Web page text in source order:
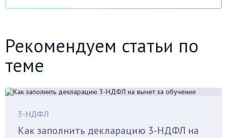
Рекомендуем статьи по
теме
3-НДФЛ
Как заполнить декларацию 3-НДФЛ на